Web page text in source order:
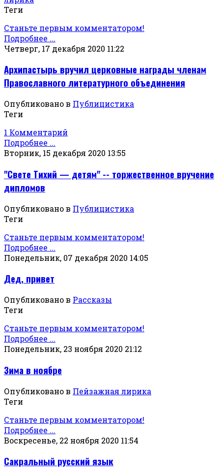
Теги
Станьте первым комментатором!
Подробнее ...
Четверг, 17 декабря 2020 11:22
Архипастырь вручил церковные награды членам
Православного литературного объединения
Опубликовано в Публицистика
Теги
1 Комментарий
Подробнее ...
Вторник, 15 декабря 2020 13:55
"Свете Тихий — детям" -- торжественное вручение
дипломов
Опубликовано в Публицистика
Теги
Станьте первым комментатором!
Подробнее ...
Понедельник, 07 декабря 2020 14:05
Дед, привет
Опубликовано в Рассказы
Теги
Станьте первым комментатором!
Подробнее ...
Понедельник, 23 ноября 2020 21:12
Зима в ноябре
Опубликовано в Пейзажная лирика
Теги
Станьте первым комментатором!
Подробнее ...
Воскресенье, 22 ноября 2020 11:54
Сакральный русский язык